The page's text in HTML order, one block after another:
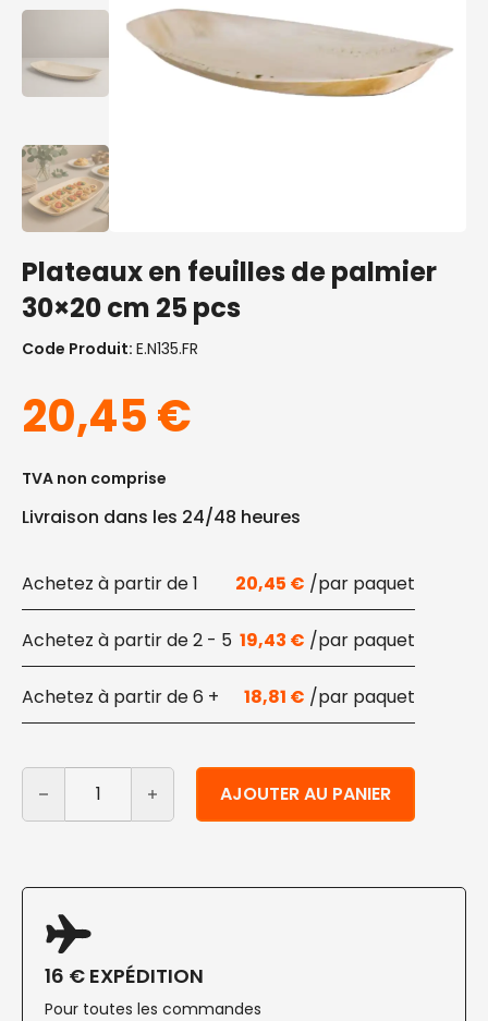
Plateaux en feuilles de palmier
30×20 cm 25 pcs
Code Produit: E.N135.FR
20,45€
TVA non comprise
Livraison dans les 24/48 heures
1 20,45 €
2 - 5 19,43 €
6 + 18,81 €
quantité de Plateaux en feuilles de palmier 30x20 cm
AJOUTER AU PANIER
Alternative:
16 € EXPÉDITION
Pour toutes les commandes